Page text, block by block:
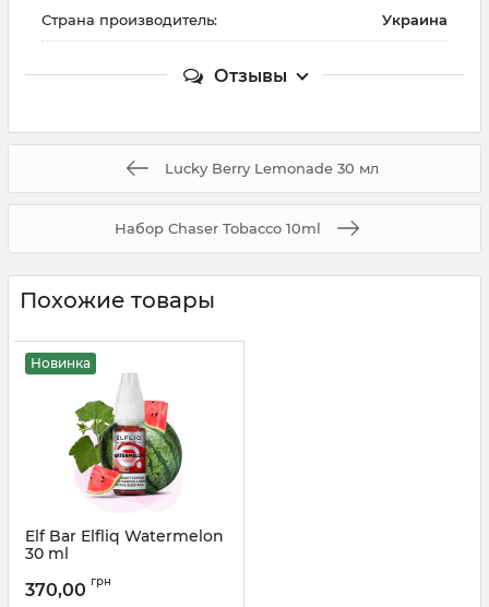
Страна производитель: Украина
Отзывы
Lucky Berry Lemonade 30 мл
Набор Chaser Tobacco 10ml
Похожие товары
Новинка
Elf Bar Elfliq Watermelon
30 ml
370,00 грн